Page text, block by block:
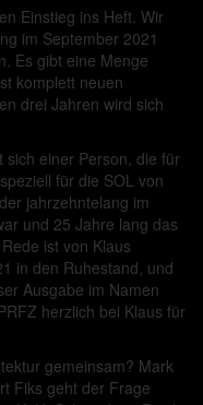
Einstieg ins Heft. Wir
im September 2021
Es gibt eine Menge
komplett neuen
drei Jahren wird sich
sich einer Person, die für
für die SOL von
jahrzehntelang im
und 25 Jahre lang das
ist von Klaus
in den Ruhestand, und
Ausgabe im Namen
herzlich bei Klaus für
gemeinsam? Mark
Fiks geht der Frage